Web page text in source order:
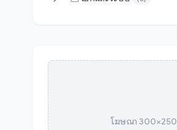
โฆษณา 300×250